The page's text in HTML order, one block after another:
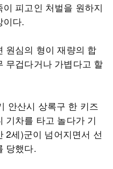
피고인 처벌을 원하지
이다.
원심의 형이 재량의 합
무겁다거나 가볍다고 할
안산시 상록구 한 키즈
기차를 타고 놀다가 기
2세)군이 넘어지면서 선
당했다.